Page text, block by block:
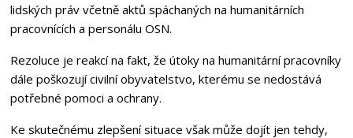
lidských práv včetně aktů spáchaných na humanitárních
pracovnících a personálu OSN.
Rezoluce je reakcí na fakt, že útoky na humanitární pracovníky
dále poškozují civilní obyvatelstvo, kterému se nedostává
potřebné pomoci a ochrany.
Ke skutečnému zlepšení situace však může dojít jen tehdy,